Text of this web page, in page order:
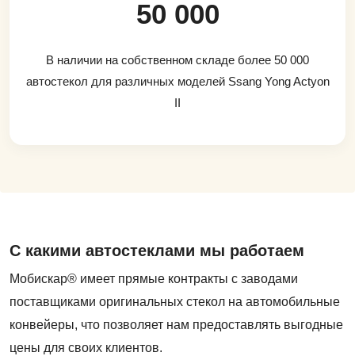
50 000
В наличии на собственном складе более 50 000
автостекол для различных моделей Ssang Yong Actyon
II
С какими автостеклами мы работаем
Мобискар® имеет прямые контракты с заводами
поставщиками оригинальных стекол на автомобильные
конвейеры, что позволяет нам предоставлять выгодные
цены для своих клиентов.